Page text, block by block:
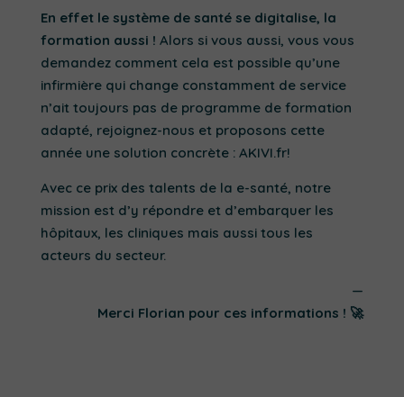
En effet le système de santé se digitalise, la
formation aussi ! Alors si vous aussi, vous vous
demandez comment cela est possible qu’une
infirmière qui change constamment de service
n’ait toujours pas de programme de formation
adapté, rejoignez-nous et proposons cette
année une solution concrète : AKIVI.fr!
Avec ce prix des talents de la e-santé, notre
mission est d’y répondre et d’embarquer les
hôpitaux, les cliniques mais aussi tous les
acteurs du secteur.
—
Merci Florian pour ces informations ! 🚀